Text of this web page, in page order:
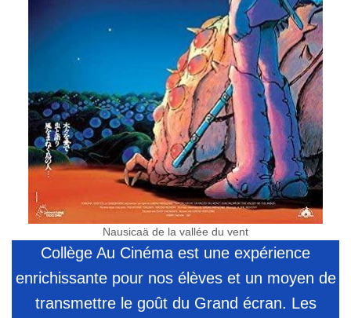
Nausicaä de la vallée du vent
Collège Au Cinéma est une expérience
enrichissante pour nos élèves et un moyen de
transmettre le goût du Grand écran. Les